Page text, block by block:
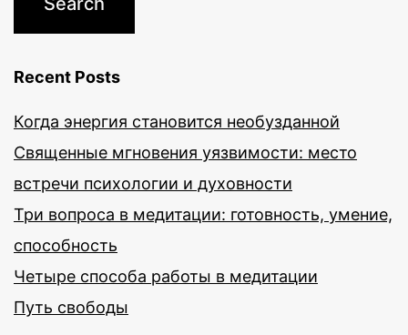
Recent Posts
Когда энергия становится необузданной
Священные мгновения уязвимости: место
встречи психологии и духовности
Три вопроса в медитации: готовность, умение,
способность
Четыре способа работы в медитации
Путь свободы